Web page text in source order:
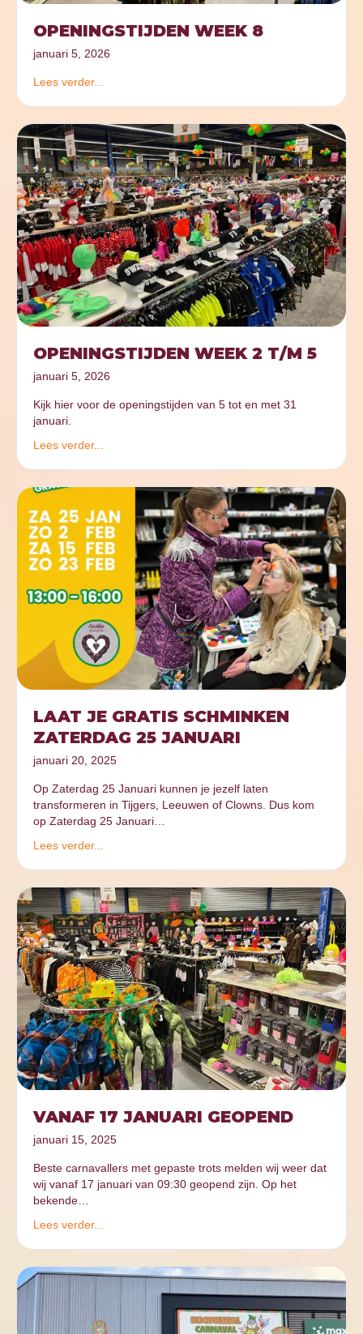
OPENINGSTIJDEN WEEK 8
januari 5, 2026
Lees verder...
OPENINGSTIJDEN WEEK 2 T/M 5
januari 5, 2026
Kijk hier voor de openingstijden van 5 tot en met 31
januari.
Lees verder...
LAAT JE GRATIS SCHMINKEN
ZATERDAG 25 JANUARI
januari 20, 2025
Op Zaterdag 25 Januari kunnen je jezelf laten
transformeren in Tijgers, Leeuwen of Clowns. Dus kom
op Zaterdag 25 Januari…
Lees verder...
VANAF 17 JANUARI GEOPEND
januari 15, 2025
Beste carnavallers met gepaste trots melden wij weer dat
wij vanaf 17 januari van 09:30 geopend zijn. Op het
bekende…
Lees verder...